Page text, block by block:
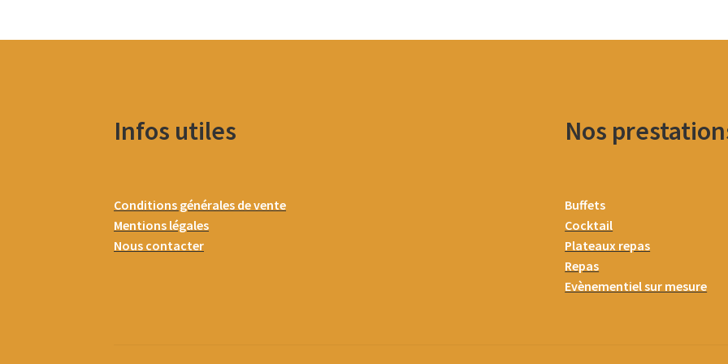
Infos utiles
Conditions générales de vente
Mentions légales
Nous contacter
Nos
Buffets
Cocktail
Plateaux repas
Repas
Evènementiel sur mesure